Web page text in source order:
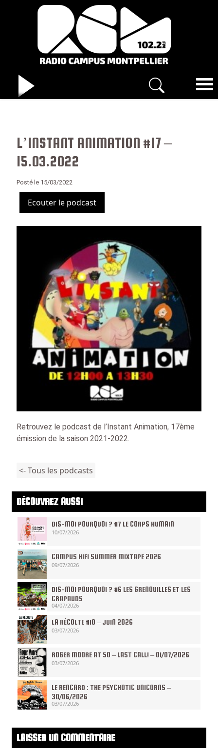
L’INSTANT ANIMATION #17 –
15.03.2022
Posté le 15/03/2022
Ecouter le podcast
Retrouvez le podcast de l’Instant Animation, 17ème
émission de la saison 2021-2022.
<- Tous les podcasts
DÉCOUVREZ AUSSI
DIS-MOI POURQUOI ? #7 LE CORPS HUMAIN
10/07/2026
CAMPUS HIFI SUMMER MIXTAPE 2026
09/07/2026
DIS-MOI POURQUOI ? #6 LES GRENOUILLES ET LES
CRAPAUDS
04/07/2026
LA RÉCOLTE #10 – JUIN 2026
03/07/2026
ROGER MOORE AT 50 – LAST CALL! – 01/07/2026
03/07/2026
LE RENCARD : THE PSYCHOTIC UNICORNS –
30/06/2026
03/07/2026
LAISSER UN COMMENTAIRE